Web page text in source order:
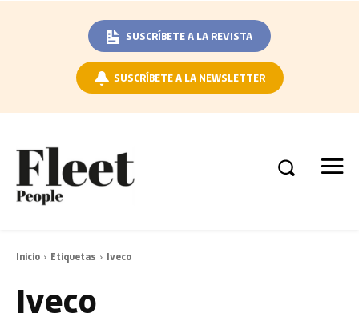
SUSCRÍBETE A LA REVISTA
SUSCRÍBETE A LA NEWSLETTER
Inicio Etiquetas Iveco
Iveco